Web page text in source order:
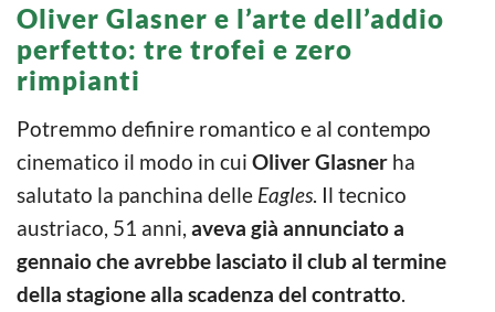
Oliver Glasner e l’arte dell’addio
perfetto: tre trofei e zero
rimpianti
Potremmo definire romantico e al contempo
cinematico il modo in cui Oliver Glasner ha
salutato la panchina delle Eagles. Il tecnico
austriaco, 51 anni, aveva già annunciato a
gennaio che avrebbe lasciato il club al termine
della stagione alla scadenza del contratto.